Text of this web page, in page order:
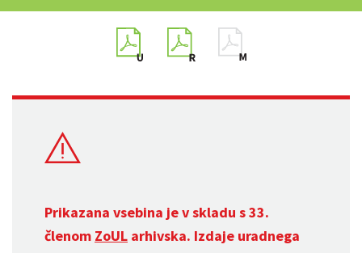
Prikazana vsebina je v skladu s 33.
členom ZoUL arhivska. Izdaje uradnega